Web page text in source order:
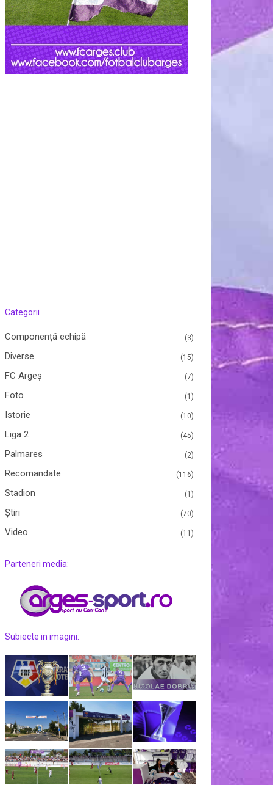
Categorii
Componență echipă (3)
Diverse (15)
FC Argeș (7)
Foto (1)
Istorie (10)
Liga 2 (45)
Palmares (2)
Recomandate (116)
Stadion (1)
Ştiri (70)
Video (11)
Parteneri media:
Subiecte in imagini: